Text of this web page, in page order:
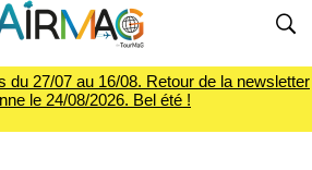
du 27/07 au 16/08. Retour de la newsletter
le 24/08/2026. Bel été !